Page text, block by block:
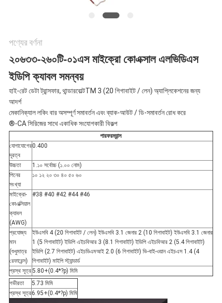
নীতি
পণ্যের বর্ণনা
২০৬৩৩-২৬০টি-০১এস মাইক্রো কোএক্সাল এলভিডিএস
ইডিপি ক্যাবল সমন্বয়
হাই-রেট ডেটা ট্রান্সফার, থান্ডারবোল্টTM 3 (20 গিগাবাইট / লেন) অ্যাপ্লিকেশনের জন্য
আদর্শ
মেকানিক্যাল লকিং বার অসম্পূর্ণ সমাবর্তন এবং ব্যাক-আউট / ডি-সমাবর্তন রোধ করে
®-CA সিরিজের সাথে একাধিক সংযোগকারী বিকল্প
পারফরম্যান্স
যোগাযোগের
দূরত্ব
0.400
উচ্চতা
1.১০ সর্বোচ্চ (১.০০ নোম)
পিনের
সংখ্যা
১০ ১২ ২০ ৩০ ৪০ ৫০ ৬০
মাইক্রো-
কোএক্সিয়াল
ক্যাবল
(AWG)
#38 #40 #42 #44 #46
প্রযোজ্য
মান
(শুধুমাত্র
রেফারেন্স)
ইউএসবি 4 (20 গিগাবাইট / লেন) ইউএসবি 3.1 জেনার 2 (10 গিগাবাইট) ইউএসবি 3.1 জেনার
1 (5 গিগাবাইট) ইডিপি এইচবিআর 3 (8.1 গিগাবাইট) ইডিপি এইচবিআর 2 (5.4 গিগাবাইট)
ইডিপি (2.7 গিগাবাইট) এইচডিএমআই 2.0 (6 গিগাবাইট) ভি-বাই-ওয়ান এইচএস 1.4 (4
গিগাবাইট) মাইপি স্ট্যান্ডার্ড
প্রস্থ সূত্র5.80+(0.4*?p) মিমি
গভীরতা
5.73 মিমি
প্রস্থ সূত্র6.95+(0.4*?p) মিমি